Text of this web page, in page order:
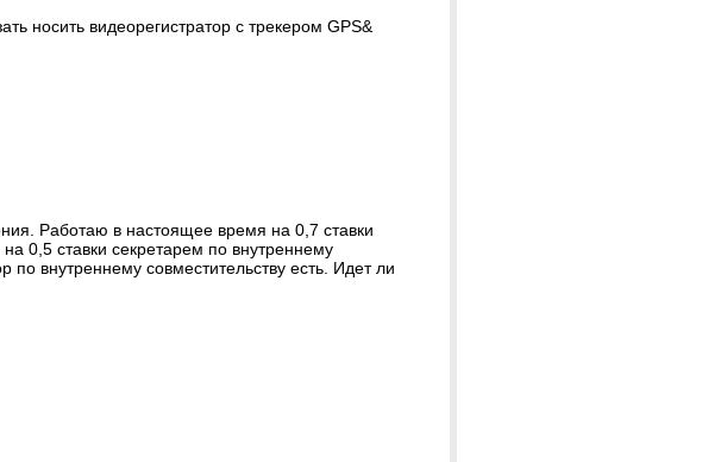
носить видеорегистратор с трекером GPS&
Работаю в настоящее время на 0,7 ставки
0,5 ставки секретарем по внутреннему
по внутреннему совместительству есть. Идет ли